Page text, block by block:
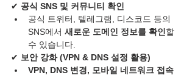
✔ 공식 SNS 및 커뮤니티 확인
공식 트위터, 텔레그램, 디스코드 등의
SNS에서 새로운 도메인 정보를 확인할
수 있습니다.
✔ 보안 강화 (VPN & DNS 설정 활용)
VPN, DNS 변경, 모바일 네트워크 접속